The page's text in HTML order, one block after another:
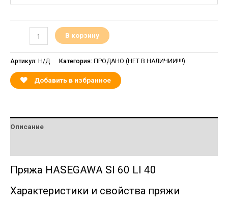
В корзину
Артикул: Н/Д Категория: ПРОДАНО (НЕТ В НАЛИЧИИ!!!!)
Добавить в избранное
Описание
Пряжа HASEGAWA SI 60 LI 40
Характеристики и свойства пряжи